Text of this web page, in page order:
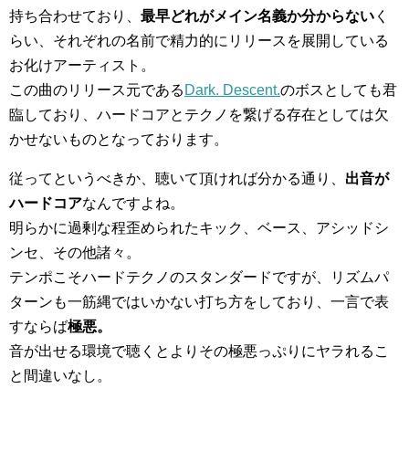
持ち合わせており、 最早どれがメイン名義か分からない く
らい、それぞれの名前で精力的にリリースを展開している
お化けアーティスト。
この曲のリリース元である Dark. Descent.のボスとしても君
臨しており、ハードコアとテクノを繋げる存在としては欠
かせないものとなっております。
従ってというべきか、聴いて頂ければ分かる通り、 出音が
ハードコアなんですよね。
明らかに過剰な程歪められたキック、ベース、アシッドシ
ンセ、その他諸々。
テンポこそハードテクノのスタンダードですが、リズムパ
ターンも一筋縄ではいかない打ち方をしており、一言で表
すならば極悪。
音が出せる環境で聴くとよりその極悪っぷりにヤラれるこ
と間違いなし。